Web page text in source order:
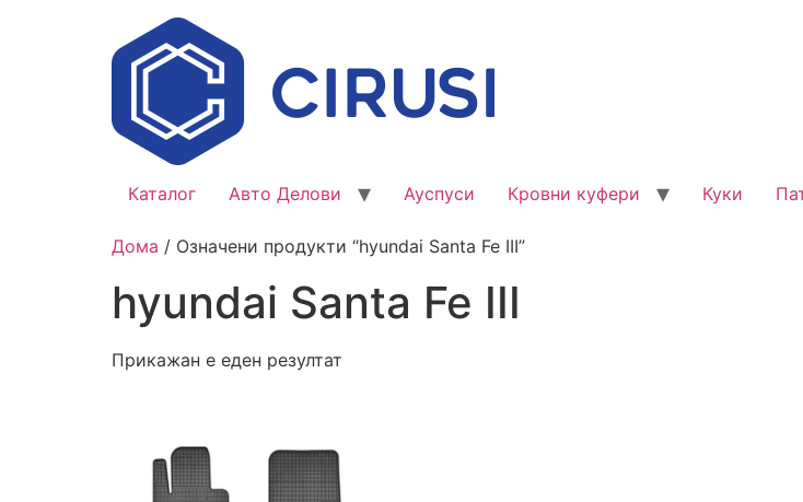
Каталог Авто Делови Ауспуси Кровни куфери Куки
Дома / Означени продукти “hyundai Santa Fe III”
hyundai Santa Fe III
Прикажан е еден резултат